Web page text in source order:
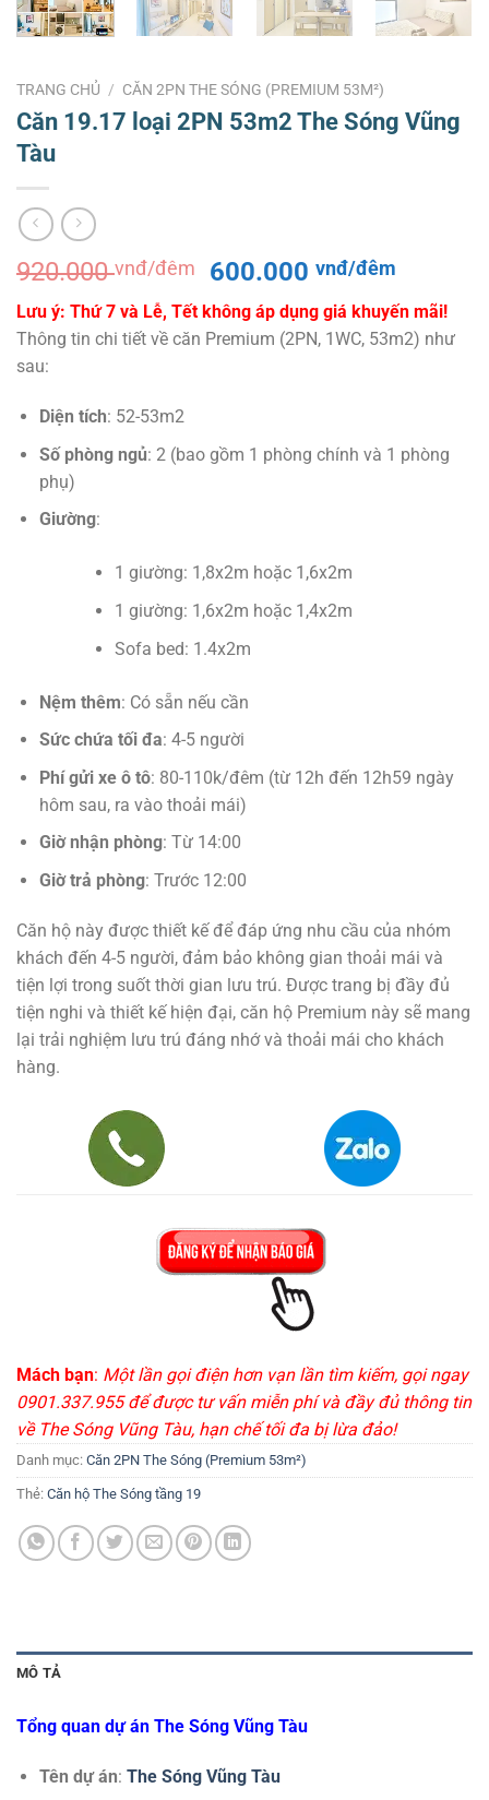
TRANG CHỦ / CĂN 2PN THE SÓNG (PREMIUM 53M²)
Căn 19.17 loại 2PN 53m2 The Sóng Vũng
Tàu
920.000vnđ/đêm
Giá
gốc
là:
920.000 vnđ/
600.000vnđ/đêm
hiện
tại
là:
Lưu ý: Thứ 7 và Lễ, Tết không áp dụng giá khuyến mãi!
Thông tin chi tiết về căn Premium (2PN, 1WC, 53m2) như
sau:
Diện tích: 52-53m2
Số phòng ngủ: 2 (bao gồm 1 phòng chính và 1 phòng
phụ)
Giường:
1 giường: 1,8x2m hoặc 1,6x2m
1 giường: 1,6x2m hoặc 1,4x2m
Sofa bed: 1.4x2m
Nệm thêm: Có sẵn nếu cần
Sức chứa tối đa: 4-5 người
Phí gửi xe ô tô: 80-110k/đêm (từ 12h đến 12h59 ngày
hôm sau, ra vào thoải mái)
Giờ nhận phòng: Từ 14:00
Giờ trả phòng: Trước 12:00
Căn hộ này được thiết kế để đáp ứng nhu cầu của nhóm
khách đến 4-5 người, đảm bảo không gian thoải mái và
tiện lợi trong suốt thời gian lưu trú. Được trang bị đầy đủ
tiện nghi và thiết kế hiện đại, căn hộ Premium này sẽ mang
lại trải nghiệm lưu trú đáng nhớ và thoải mái cho khách
hàng.
Mách bạn: Một lần gọi điện hơn vạn lần tìm kiếm, gọi ngay
0901.337.955 để được tư vấn miễn phí và đầy đủ thông tin
về The Sóng Vũng Tàu, hạn chế tối đa bị lừa đảo!
Danh mục: Căn 2PN The Sóng (Premium 53m²)
Thẻ: Căn hộ The Sóng tầng 19
MÔ TẢ
Tổng quan dự án The Sóng Vũng Tàu
Tên dự án: The Sóng Vũng Tàu